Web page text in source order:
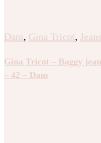
Dam, Gina Tricot, Jeans
Gina Tricot – Baggy
– 42 – Dam